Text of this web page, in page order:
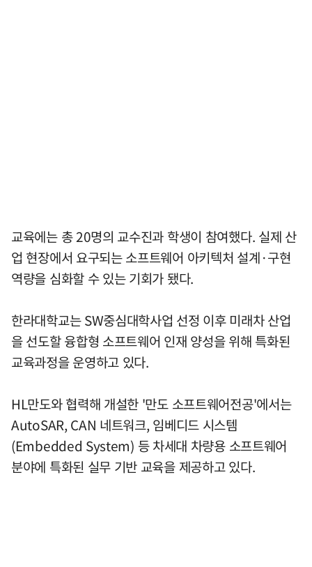
교육에는 총 20명의 교수진과 학생이 참여했다. 실제 산
업 현장에서 요구되는 소프트웨어 아키텍처 설계·구현
역량을 심화할 수 있는 기회가 됐다.
한라대학교는 SW중심대학사업 선정 이후 미래차 산업
을 선도할 융합형 소프트웨어 인재 양성을 위해 특화된
교육과정을 운영하고 있다.
HL만도와 협력해 개설한 '만도 소프트웨어전공'에서는
AutoSAR, CAN 네트워크, 임베디드 시스템
(Embedded System) 등 차세대 차량용 소프트웨어
분야에 특화된 실무 기반 교육을 제공하고 있다.